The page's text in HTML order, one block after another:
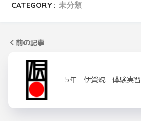
CATEGORY : 未分類
前の記事
5年 伊賀焼 体験実習